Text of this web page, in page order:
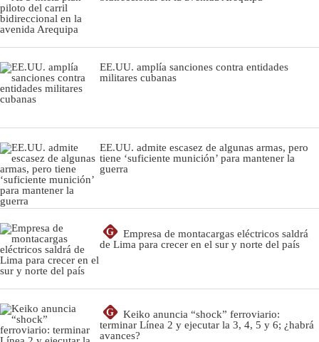
EE.UU. amplía sanciones contra entidades
militares cubanas
EE.UU. admite escasez de algunas armas, pero
tiene ‘suficiente munición’ para mantener la
guerra
G
Empresa de montacargas eléctricos saldrá
de Lima para crecer en el sur y norte del país
G
Keiko anuncia “shock” ferroviario:
terminar Línea 2 y ejecutar la 3, 4, 5 y 6; ¿habrá
avances?